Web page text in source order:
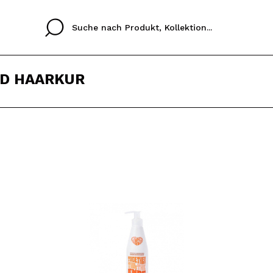
ICH
Durch die Erstellung
Einkäufe schnell
HAARKUR